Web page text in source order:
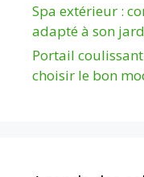
Spa extérieur :
adapté à son
Portail
choisir le bon